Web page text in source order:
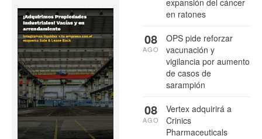
expansión del cáncer
en ratones
OPS pide reforzar
vacunación y
vigilancia por aumento
de casos de
sarampión
08
AGO
Vertex adquirirá a
Crinics
Pharmaceuticals
08
AGO